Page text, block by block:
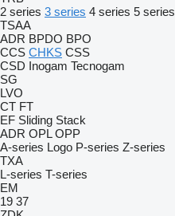
2 series 3 series 4 series 5 series
TSAA
ADR BPDO BPO
CCS CHKS CSS
CSD Inogam Tecnogam
SG
LVO
CT FT
EF Sliding Stack
ADR OPL OPP
A-series Logo P-series Z-series
TXA
L-series T-series
EM
19 37